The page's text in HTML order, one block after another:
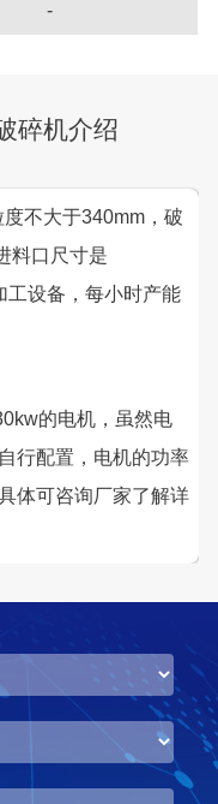
-
碎机介绍
不大于340mm，破
料口尺寸是
工设备，每小时产能
的电机，虽然电
行配置，电机的功率
体可咨询厂家了解详
600吨机制砂项目
生产原料
石灰石